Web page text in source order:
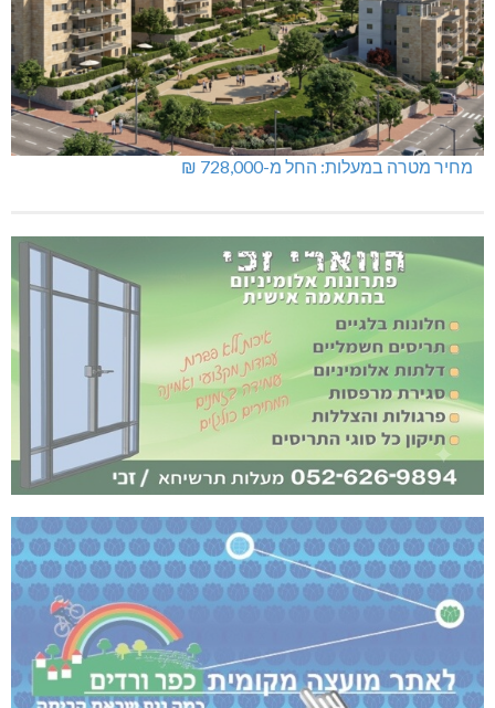
מחיר מטרה במעלות: החל מ-728,000 ₪